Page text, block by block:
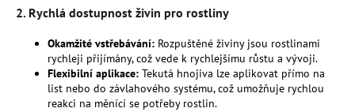
2. Rychlá dostupnost živin pro rostliny
Okamžité vstřebávání: Rozpuštěné živiny jsou rostlinami
rychleji přijímány, což vede k rychlejšímu růstu a vývoji.
Flexibilní aplikace: Tekutá hnojiva lze aplikovat přímo na
list nebo do závlahového systému, což umožňuje rychlou
reakci na měnící se potřeby rostlin.
HLEDAT